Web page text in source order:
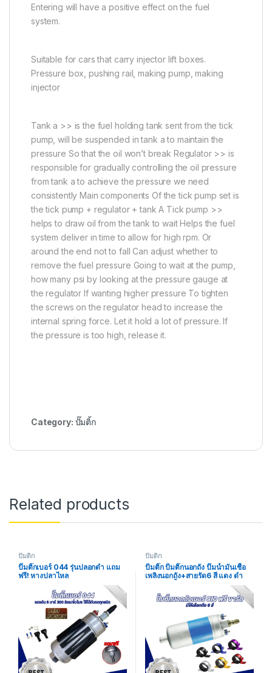
Entering will have a positive effect on the fuel
system.
Suitable for cars that carry injector lift boxes.
Pressure box, pushing rail, making pump, making
injector
Tank a >> is the fuel holding tank sent from the tick
pump, will be suspended in tank a to maintain the
pressure So that the oil won’t break Regulator >> is
responsible for gradually controlling the oil pressure
from tank a to achieve the pressure we need
consistently Main components Of the tick pump set is
the tick pump + regulator + tank A Tick ​​pump >>
helps to draw oil from the tank to wait Helps the fuel
system deliver in time to allow for high rpm. Or
around the end not to fall Can adjust whether to
remove the fuel pressure Going to wait at the pump,
how many psi by looking at the pressure gauge at
the regulator If wanting higher pressure To tighten
the screws on the regulator head to increase the
internal spring force. Let it hold a lot of pressure. If
the pressure is too high, release it.
Category: ปั๊มติ้ก
Related products
ปั๊มติ้ก
ปั๊มติ๊กเบอร์ 044 รุ่นปลอกดำ แถม
ฟรี! หางปลาไหล
ปั๊มติ้ก
ปั้มติ๊ก ปั้มติ๊กนอกถัง ปั๊มนํ้ามันเชื้อ
เพลิงนอกถัง+สายรัด6 สี แดง ดำ
ทอง เงิน น้ำเงิน ม่วง เบอร์ 910 แบบ
หัวเกลียว